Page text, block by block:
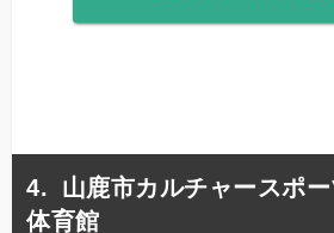
山鹿市カルチャースポ
体育館